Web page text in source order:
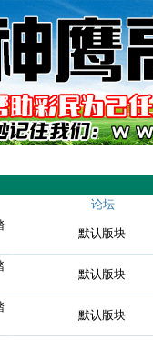
论坛
默认版块
默认版块
默认版块